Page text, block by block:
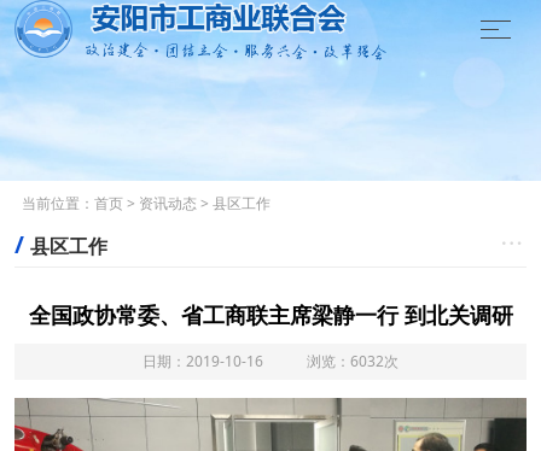

当前位置： 首页> 资讯动态 > 县区工作
/ 县区工作 
全国政协常委、省工商联主席梁静一行 到北关调研
日期：2019-10-16 浏览：6032次